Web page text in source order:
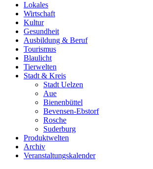
Lokales
Wirtschaft
Kultur
Gesundheit
Ausbildung & Beruf
Tourismus
Blaulicht
Tierwelten
Stadt & Kreis
Stadt Uelzen
Aue
Bienenbüttel
Bevensen-Ebstorf
Rosche
Suderburg
Produktwelten
Archiv
Veranstaltungskalender